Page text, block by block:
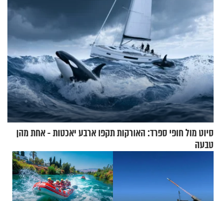
סיוט מול חופי ספרד: האורקות תקפו ארבע יאכטות - אחת מהן
טבעה